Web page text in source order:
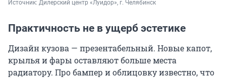
Источник: Дилерский центр «Луидор», г. Челябинск
Практичность не в ущерб эстетике
Дизайн кузова — презентабельный. Новые капот,
крылья и фары оставляют больше места
радиатору. Про бампер и облицовку известно, что